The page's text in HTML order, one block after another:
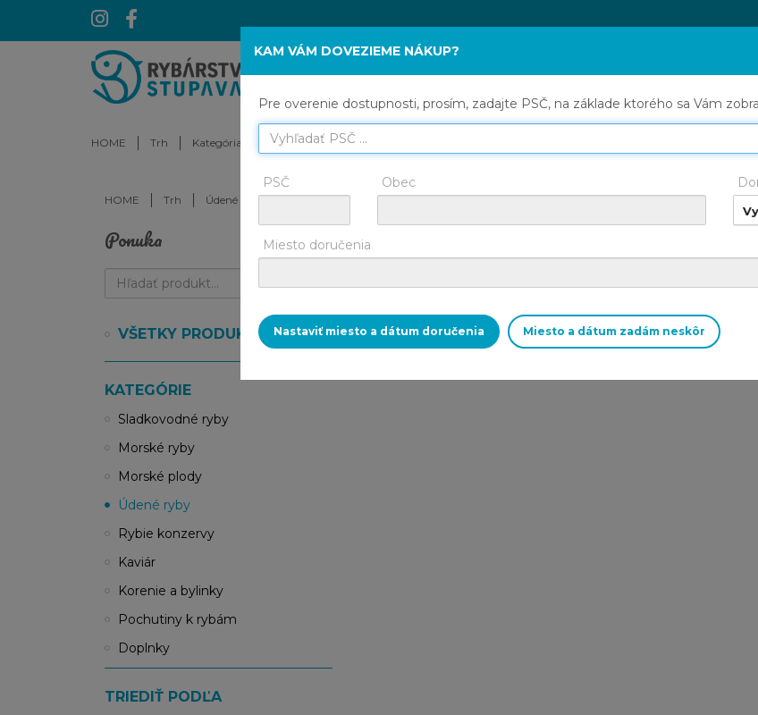
HOME O NÁS REFERENCIE RADY OD NÁS RYBÁRSTVO
HOME Trh Kategória
HOME Trh Údené ryby
Ponuka
VŠETKY PRODUKTY
KATEGÓRIE
Sladkovodné ryby
Morské ryby
Morské plody
Údené ryby
Rybie konzervy
Kaviár
Korenie a bylinky
Pochutiny k rybám
Doplnky
TRIEDIŤ PODĽA
KAM VÁM DOVEZIEME NÁKUP?
Pre overenie dostupnosti, prosím, zadajte PSČ, na základe ktorého sa Vám
PSČ Obec
Miesto doručenia
Nastaviť miesto a dátum doručenia Miesto a dátum zadám neskôr